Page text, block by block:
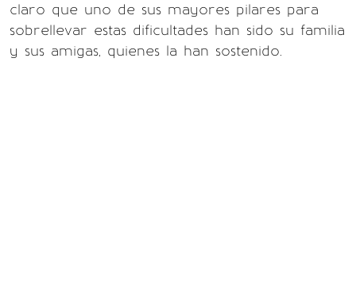
claro que uno de sus mayores pilares para
sobrellevar estas dificultades han sido su familia
y sus amigas, quienes la han sostenido.